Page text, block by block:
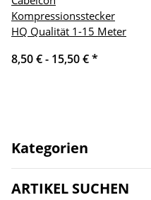
Kompressionsstecker
HQ Qualität 1-15 Meter
8,50 € - 15,50 €*
Kategorien
ARTIKEL SUCHEN